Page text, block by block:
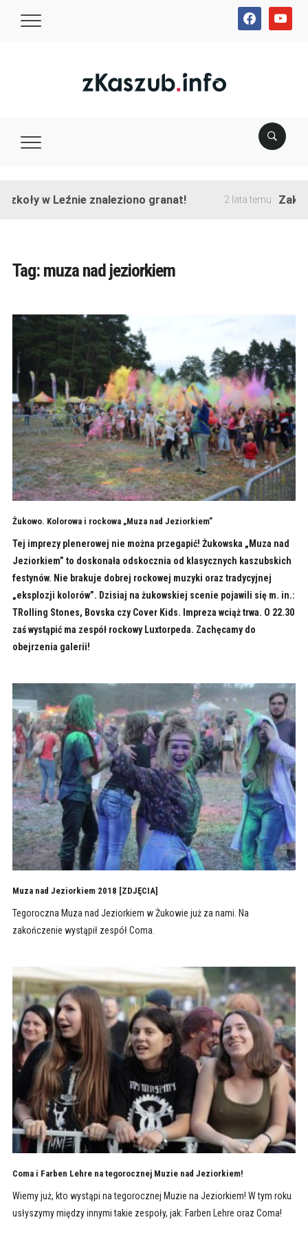
facebookyoutube
w Leźnie znaleziono granat! 2 lata temu
Tag: muza nad jeziorkiem
Żukowo. Kolorowa i rockowa „Muza nad Jeziorkiem”
Tej imprezy plenerowej nie można przegapić! Żukowska „Muza nad
Jeziorkiem” to doskonała odskocznia od klasycznych kaszubskich
festynów. Nie brakuje dobrej rockowej muzyki oraz tradycyjnej
„eksplozji kolorów”. Dzisiaj na żukowskiej scenie pojawili się m. in.:
TRolling Stones, Bovska czy Cover Kids. Impreza wciąż trwa. O 22.30
zaś wystąpić ma zespół rockowy Luxtorpeda. Zachęcamy do
obejrzenia galerii!
Muza nad Jeziorkiem 2018 [ZDJĘCIA]
Tegoroczna Muza nad Jeziorkiem w Żukowie już za nami. Na
zakończenie wystąpił zespół Coma.
Coma i Farben Lehre na tegorocznej Muzie nad Jeziorkiem!
Wiemy już, kto wystąpi na tegorocznej Muzie na Jeziorkiem! W tym roku
usłyszymy między innymi takie zespoły, jak: Farben Lehre oraz Coma!